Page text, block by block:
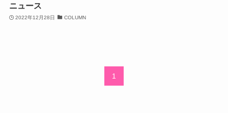
ニュース
2022年12月28日 COLUMN
1